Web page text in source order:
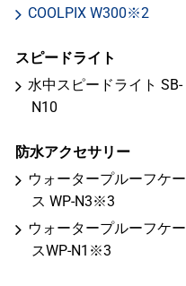
COOLPIX W300※2
スピードライト
水中スピードライト SB-
N10
防水アクセサリー
ウォータープルーフケー
ス WP-N3※3
ウォータープルーフケー
スWP-N1※3